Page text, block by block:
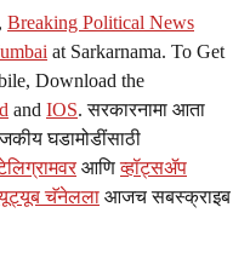
, Breaking Political News
at Sarkarnama. To Get
Download the
and IOS. सरकारनामा आता
घडामोडींसाठी
आणिव्हॉट्सॲप
यूट्यूब चॅनेलला आजच सबस्क्राइब